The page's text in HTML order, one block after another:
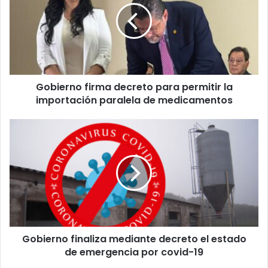
importación
paralela
de
medicamentos
Gobierno firma decreto para permitir la
importación paralela de medicamentos
el
estado
de
emergencia
por
covid-Gobierno finaliza mediante decreto el estado
de emergencia por covid-19